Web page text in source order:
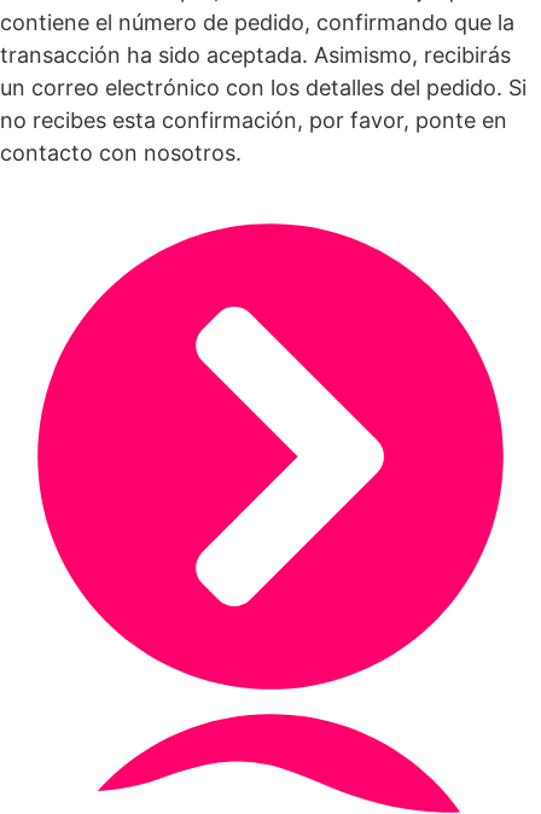
contiene el número de pedido, confirmando que la
transacción ha sido aceptada. Asimismo, recibirás
un correo electrónico con los detalles del pedido. Si
no recibes esta confirmación, por favor, ponte en
contacto con nosotros.